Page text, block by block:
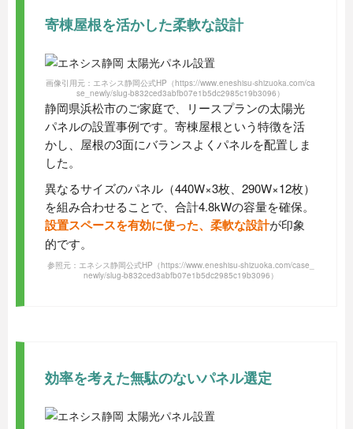
寄棟屋根を活かした柔軟な設計
画像引用元：エネシス静岡公式HP （https://www.eneshisu-shizuoka.com/ca
se_newly/slug-b832ced3abfb07e1b5dc2985c19b3096）
静岡県浜松市のご家庭で、リースプランの太陽光
パネルの設置事例です。寄棟屋根という特徴を活
かし、屋根の3面にバランスよくパネルを配置しま
した。
異なるサイズのパネル（440W×3枚、290W×12枚）
を組み合わせることで、合計4.8kWの容量を確保。
設置スペースを有効に使った、柔軟な設計が印象
的です。
参照元：エネシス静岡公式HP （https://www.eneshisu-shizuoka.com/case_
newly/slug-b832ced3abfb07e1b5dc2985c19b3096）
効率を考えた無駄のないパネル選定